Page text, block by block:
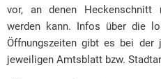
vor, an denen Heckenschnitt
werden kann. Infos über die
Öffnungszeiten gibt es bei der
jeweiligen Amtsblatt bzw.